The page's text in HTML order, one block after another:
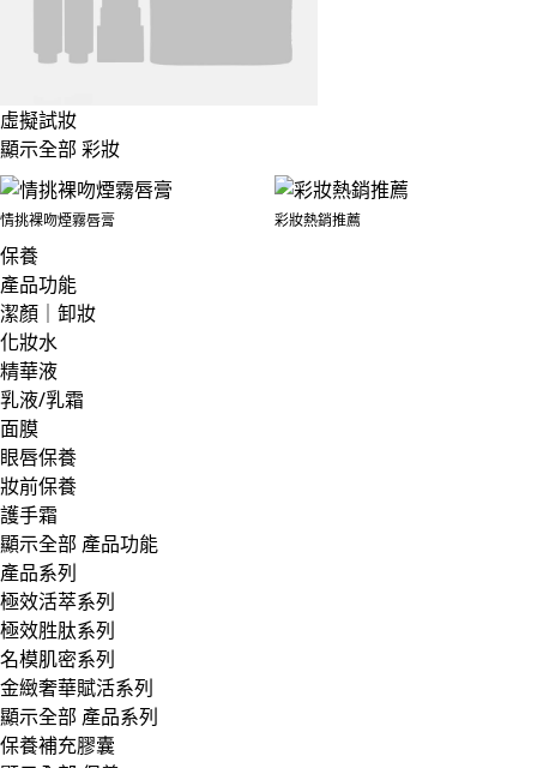
虛擬試妝
顯示全部 彩妝
情挑裸吻煙霧唇膏 彩妝熱銷推薦
保養
產品功能
潔顏｜卸妝
化妝水
精華液
乳液/乳霜
面膜
眼唇保養
妝前保養
護手霜
顯示全部 產品功能
產品系列
極效活萃系列
極效胜肽系列
名模肌密系列
金緻奢華賦活系列
顯示全部 產品系列
保養補充膠囊